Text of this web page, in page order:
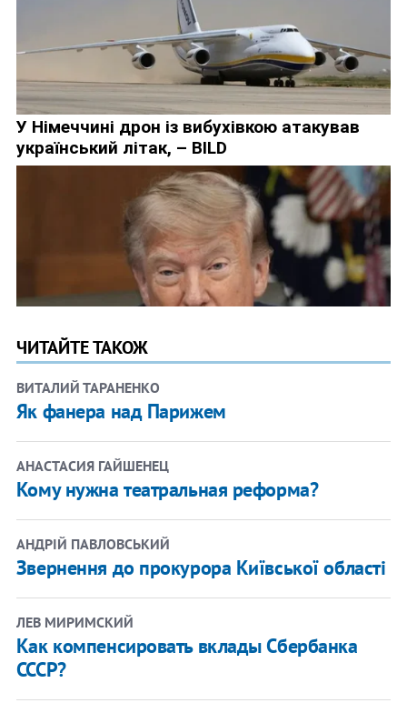
ЧИТАЙТЕ ТАКОЖ
ВИТАЛИЙ ТАРАНЕНКО
Як фанера над Парижем
АНАСТАСИЯ ГАЙШЕНЕЦ
Кому нужна театральная реформа?
АНДРІЙ ПАВЛОВСЬКИЙ
Звернення до прокурора Київської області
ЛЕВ МИРИМСКИЙ
Как компенсировать вклады Сбербанка
СССР?